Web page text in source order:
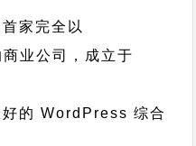
家完全以
业公司，成立于
的 WordPress 综合